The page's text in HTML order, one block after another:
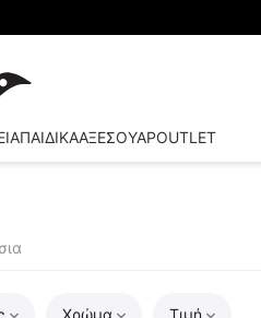
ΠΑΙΔΙΚΑΑΞΕΣΟΥΑΡOUTLET
Χρώμα Τιμή